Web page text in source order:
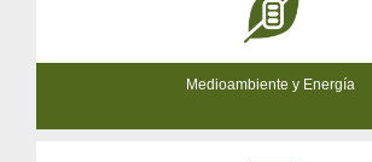
Medioambiente y Energía